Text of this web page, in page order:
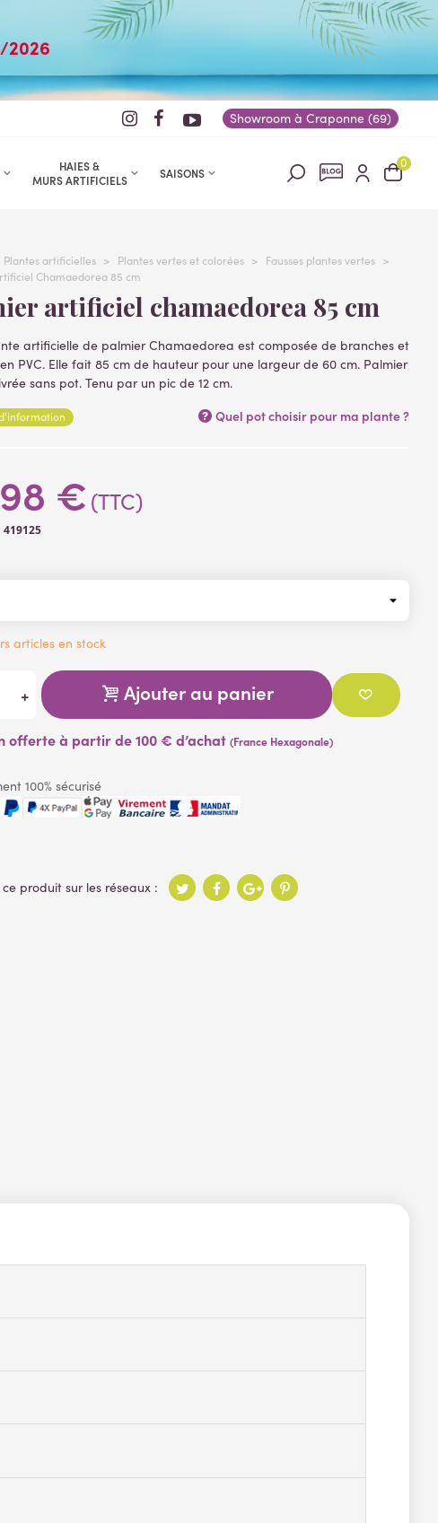
2026
Showroom à Craponne (69)
HAIES &
MURS ARTIFICIELS
SAISONS
0
Plantes artificielles > Plantes vertes et colorées > Fausses plantes vertes >
Chamaedorea 85 cm
artificiel chamaedorea 85 cm
artificielle de palmier Chamaedorea est composée de branches et
PVC. Elle fait 85 cm de hauteur pour une largeur de 60 cm. Palmier
sans pot. Tenu par un pic de 12 cm.
Quel pot choisir pour ma plante ?
€ (TTC)
419125
articles en stock
+ Ajouter au panier
offerte à partir de 100 € d’achat(France Hexagonale)
100% sécurisé